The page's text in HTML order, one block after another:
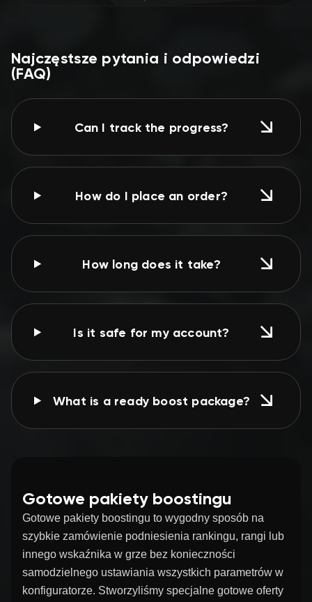
Najczęstsze pytania i odpowiedzi
(FAQ)
Can I track the progress?
How do I place an order?
How long does it take?
Is it safe for my account?
What is a ready boost package?
Gotowe pakiety boostingu
Gotowe pakiety boostingu to wygodny sposób na
szybkie zamówienie podniesienia rankingu, rangi lub
innego wskaźnika w grze bez konieczności
samodzielnego ustawiania wszystkich parametrów w
konfiguratorze. Stworzyliśmy specjalne gotowe oferty